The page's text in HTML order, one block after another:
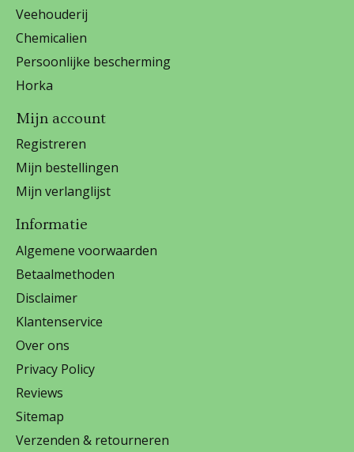
Veehouderij
Chemicalien
Persoonlijke bescherming
Horka
Mijn account
Registreren
Mijn bestellingen
Mijn verlanglijst
Informatie
Algemene voorwaarden
Betaalmethoden
Disclaimer
Klantenservice
Over ons
Privacy Policy
Reviews
Sitemap
Verzenden & retourneren